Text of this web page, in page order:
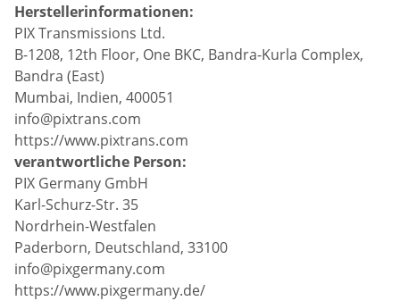
Herstellerinformationen:
PIX Transmissions Ltd.
B-1208, 12th Floor, One BKC, Bandra-Kurla Complex,
Bandra (East)
Mumbai, Indien, 400051
info@pixtrans.com
https://www.pixtrans.com
verantwortliche Person:
PIX Germany GmbH
Karl-Schurz-Str. 35
Nordrhein-Westfalen
Paderborn, Deutschland, 33100
info@pixgermany.com
https://www.pixgermany.de/